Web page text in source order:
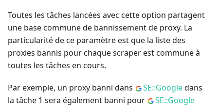
Toutes les tâches lancées avec cette option partagent
une base commune de bannissement de proxy. La
particularité de ce paramètre est que la liste des
proxies bannis pour chaque scraper est commune à
toutes les tâches en cours.
Par exemple, un proxy banni dans SE::Googledans
la tâche 1 sera également banni pour
SE::Google